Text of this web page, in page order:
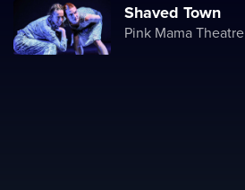
Shaved Town
Pink Mama Theatre